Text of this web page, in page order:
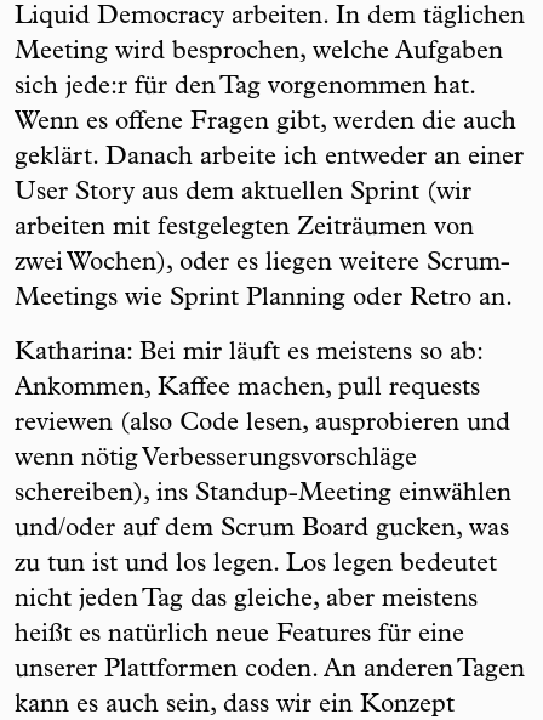
Liquid Democracy arbeiten. In dem täglichen
Meeting wird besprochen, welche Aufgaben
sich jede:r für den Tag vorgenommen hat.
Wenn es offene Fragen gibt, werden die auch
geklärt. Danach arbeite ich entweder an einer
User Story aus dem aktuellen Sprint (wir
arbeiten mit festgelegten Zeiträumen von
zwei Wochen), oder es liegen weitere Scrum-
Meetings wie Sprint Planning oder Retro an.
Katharina: Bei mir läuft es meistens so ab:
Ankommen, Kaffee machen, pull requests
reviewen (also Code lesen, ausprobieren und
wenn nötig Verbesserungsvorschläge
schereiben), ins Standup-Meeting einwählen
und/oder auf dem Scrum Board gucken, was
zu tun ist und los legen. Los legen bedeutet
nicht jeden Tag das gleiche, aber meistens
heißt es natürlich neue Features für eine
unserer Plattformen coden. An anderen Tagen
kann es auch sein, dass wir ein Konzept